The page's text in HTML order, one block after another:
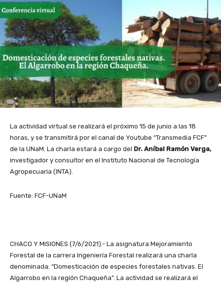
La actividad virtual se realizará el próximo 15 de junio a las 18
horas, y se transmitirá por el canal de Youtube “Transmedia FCF”
de la UNaM. La charla estará a cargo del Dr. Aníbal Ramón Verga,
investigador y consultor en el Instituto Nacional de Tecnología
Agropecuaria (INTA).
Fuente: FCF-UNaM
CHACO Y MISIONES (7/6/2021).- La asignatura Mejoramiento
Forestal de la carrera Ingeniería Forestal realizará una charla
denominada: “Domesticación de especies forestales nativas. El
Algarrobo en la región Chaqueña”. La actividad se realizará el